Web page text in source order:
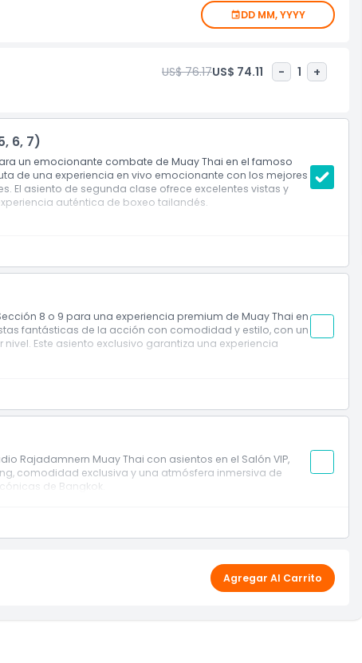
Thai o nuevo en el deporte, el Estadio Rajadamnern ofrece
inolvidables. No pierdas la oportunidad de ser parte de
DD MM, YYYY
US$ 76.17US$ 74.11 - 1 +
6, 7)
un emocionante combate de Muay Thai en el famoso
de una experiencia en vivo emocionante con los mejores
El asiento de segunda clase ofrece excelentes vistas y
auténtica de boxeo tailandés.
8 o 9 para una experiencia premium de Muay Thai en
fantásticas de la acción con comodidad y estilo, con un
Este asiento exclusivo garantiza una experiencia
Rajadamnern Muay Thai con asientos en el Salón VIP,
comodidad exclusiva y una atmósfera inmersiva de
de Bangkok.
Agregar Al Carrito